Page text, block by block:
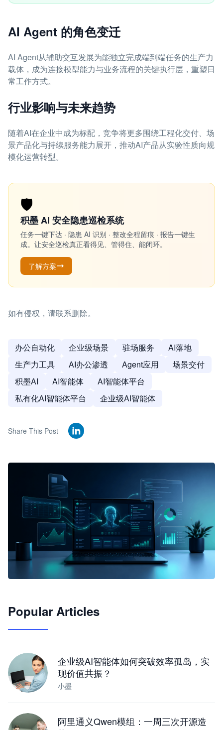
AI Agent 的角色变迁
AI Agent从辅助交互发展为能独立完成端到端任务的生产力
载体，成为连接模型能力与业务流程的关键执行层，重塑日
常工作方式。
行业影响与未来趋势
随着AI在企业中成为标配，竞争将更多围绕工程化交付、场
景产品化与持续服务能力展开，推动AI产品从实验性质向规
模化运营转型。
🛡️
积墨 AI 安全隐患巡检系统
任务一键下达 · 隐患 AI 识别 · 整改全程留痕 · 报告一键生
成。让安全巡检真正看得见、管得住、能闭环。
了解方案
如有侵权，请联系删除。
办公自动化 企业级场景 驻场服务
AI落地
生产力工具
AI办公渗透 Agent应用
场景交付
积墨AI
AI智能体
AI智能体平台
私有化AI智能体平台
企业级AI智能体
Share This Post
JimoClaw 桌面 AI Agent 工作台
Popular Articles
企业级AI智能体如何突破效率孤岛，实
现价值共振？
小墨
阿里通义Qwen模组：一周三次开源造